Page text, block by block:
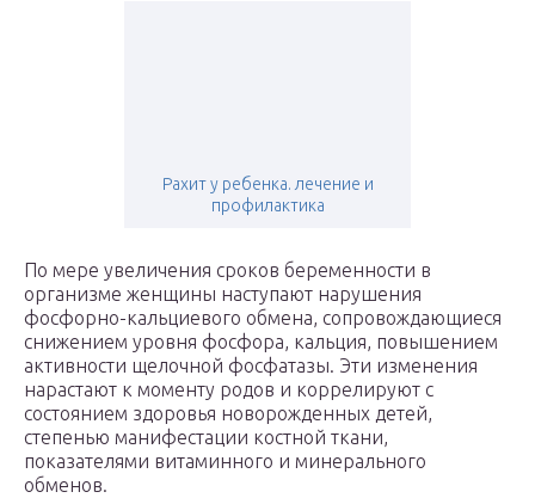
Рахит у ребенка. лечение и
профилактика
По мере увеличения сроков беременности в
организме женщины наступают нарушения
фосфорно-кальциевого обмена, сопровождающиеся
снижением уровня фосфора, кальция, повышением
активности щелочной фосфатазы. Эти изменения
нарастают к моменту родов и коррелируют с
состоянием здоровья новорожденных детей,
степенью манифестации костной ткани,
показателями витаминного и минерального
обменов.